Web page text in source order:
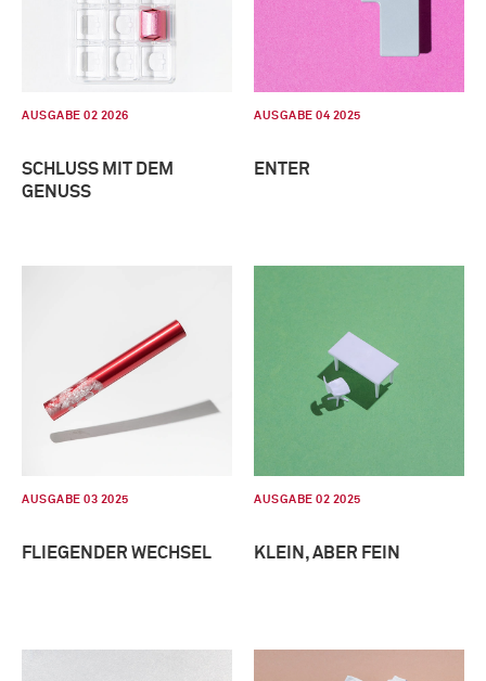
AUSGABE 02 2026
SCHLUSS MIT DEM
GENUSS
AUSGABE 04 2025
ENTER
AUSGABE 03 2025
FLIEGENDER WECHSEL
AUSGABE 02 2025
KLEIN, ABER FEIN